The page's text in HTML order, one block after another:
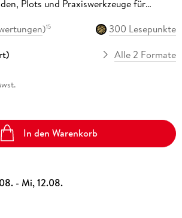
Plots und Praxiswerkzeuge für
)15
300 Lesepunkte
Alle 2 Formate
In den Warenkorb
- Mi, 12.08.